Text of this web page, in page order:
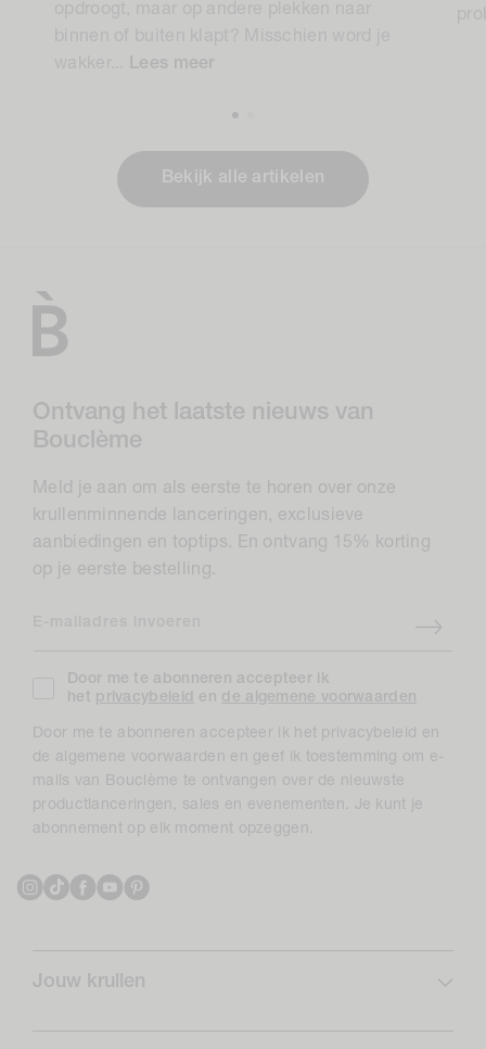
Lees meer
Bekijk alle artikelen
Ontvang het laatste nieuws van
Bouclème
Meld je aan om als eerste te horen over onze
krullenminnende lanceringen, exclusieve
aanbiedingen en toptips. En ontvang 15% korting
op je eerste bestelling.
Door me te abonneren accepteer ik
het privacybeleid en de algemene voorwaarden
Door me te abonneren accepteer ik het privacybeleid en
de algemene voorwaarden en geef ik toestemming om e-
mails van Bouclème te ontvangen over de nieuwste
productlanceringen, sales en evenementen. Je kunt je
abonnement op elk moment opzeggen.
Instagram
TikTokFacebook
YouTube
Jouw krullen
Krulprofiel